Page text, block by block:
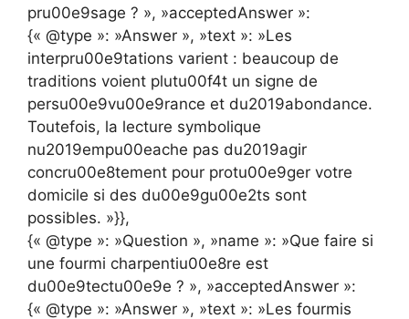
pru00e9sage ? », »acceptedAnswer »:
{« @type »: »Answer », »text »: »Les
interpru00e9tations varient : beaucoup de
traditions voient plutu00f4t un signe de
persu00e9vu00e9rance et du2019abondance.
Toutefois, la lecture symbolique
nu2019empu00eache pas du2019agir
concru00e8tement pour protu00e9ger votre
domicile si des du00e9gu00e2ts sont
possibles. »}},
{« @type »: »Question », »name »: »Que faire si
une fourmi charpentiu00e8re est
du00e9tectu00e9e ? », »acceptedAnswer »:
{« @type »: »Answer », »text »: »Les fourmis